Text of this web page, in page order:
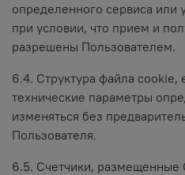
определенного сервиса или
при условии, что прием и
разрешены Пользователем.
6.4. Структура файла cookie,
технические параметры
изменяться без
Пользователя.
6.5. Счетчики, размещенные